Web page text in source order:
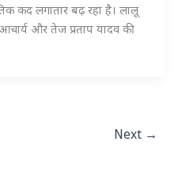
कद लगातार बढ़ रहा है। लालू
और तेज प्रताप यादव की
Next →